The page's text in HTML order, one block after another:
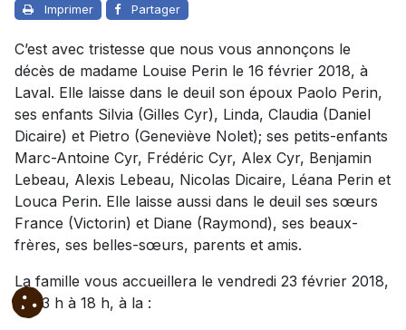
Imprimer Partager
C’est avec tristesse que nous vous annonçons le
décès de madame Louise Perin le 16 février 2018, à
Laval. Elle laisse dans le deuil son époux Paolo Perin,
ses enfants Silvia (Gilles Cyr), Linda, Claudia (Daniel
Dicaire) et Pietro (Geneviève Nolet); ses petits-enfants
Marc-Antoine Cyr, Frédéric Cyr, Alex Cyr, Benjamin
Lebeau, Alexis Lebeau, Nicolas Dicaire, Léana Perin et
Louca Perin. Elle laisse aussi dans le deuil ses sœurs
France (Victorin) et Diane (Raymond), ses beaux-
frères, ses belles-sœurs, parents et amis.
La famille vous accueillera le vendredi 23 février 2018,
de 13 h à 18 h, à la :